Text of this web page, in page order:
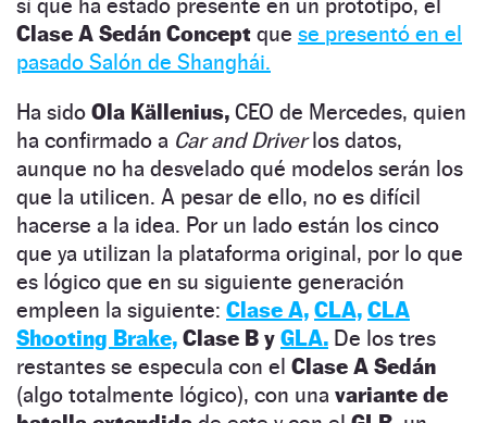
sí que ha estado presente en un prototipo, el
Clase A Sedán Concept que se presentó en el
pasado Salón de Shanghái.
Ha sido Ola Källenius, CEO de Mercedes, quien
ha confirmado a Car and Driverlos datos,
aunque no ha desvelado qué modelos serán los
que la utilicen. A pesar de ello, no es difícil
hacerse a la idea. Por un lado están los cinco
que ya utilizan la plataforma original, por lo que
es lógico que en su siguiente generación
empleen la siguiente: Clase A, CLA, CLA
Shooting Brake, Clase B y GLA. De los tres
restantes se especula con el Clase A Sedán
(algo totalmente lógico), con una variante de